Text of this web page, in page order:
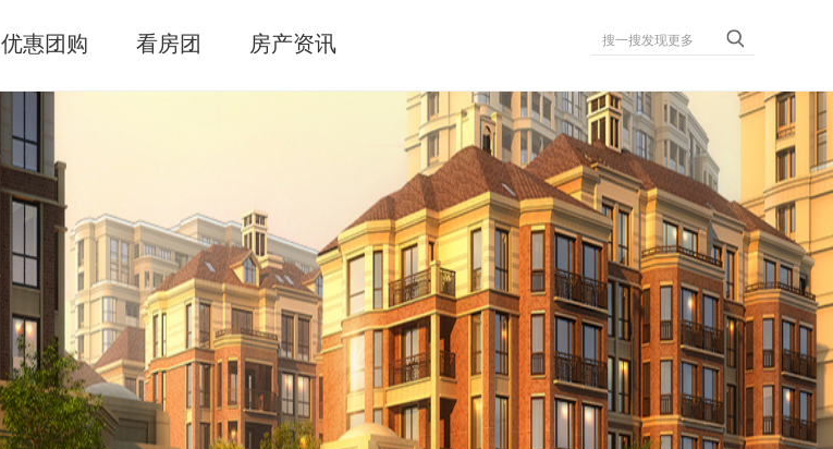
优惠团购 看房团 房产资讯 搜一搜发现更多